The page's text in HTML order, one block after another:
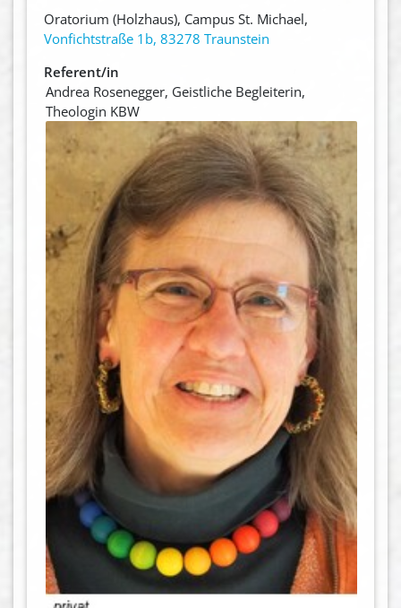
Oratorium (Holzhaus), Campus St. Michael,
Vonfichtstraße 1b, 83278 Traunstein
Referent/in
Andrea Rosenegger, Geistliche Begleiterin,
Theologin KBW